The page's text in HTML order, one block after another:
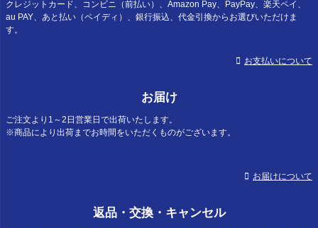
クレジットカード、コンビニ（前払い）、Amazon Pay、PayPay、楽天ペイ、
au PAY、あと払い（ペイディ）、銀行振込、代金引換からお選びいただけま
す。
お支払いについて
お届け
ご注文より1～2日営業日で出荷いたします。
※商品により出荷までお時間をいただくものがございます。
お届けについて
返品・交換・キャンセル